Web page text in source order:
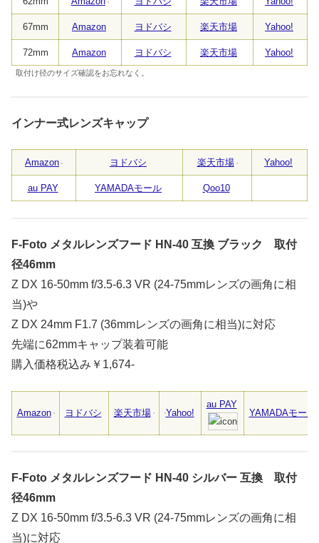
67mm Amazon ヨドバシ 楽天市場 Yahoo!
72mm Amazon ヨドバシ 楽天市場 Yahoo!
取付け径のサイズ確認をお忘れなく。
インナー式レンズキャップ
Amazon ヨドバシ 楽天市場 Yahoo!
au PAY YAMADAモール Qoo10
F-Foto メタルレンズフード HN-40 互換 ブラック 取付
径46mm
Z DX 16-50mm f/3.5-6.3 VR (24-75mmレンズの画角に相
当)や
Z DX 24mm F1.7 (36mmレンズの画角に相当)に対応
先端に62mmキャップ装着可能
購入価格税込み￥1,674-
Amazon ヨドバシ 楽天市場 Yahoo!
au PAY
YAMADAモール
F-Foto メタルレンズフード HN-40 シルバー 互換 取付
径46mm
Z DX 16-50mm f/3.5-6.3 VR (24-75mmレンズの画角に相
当)に対応